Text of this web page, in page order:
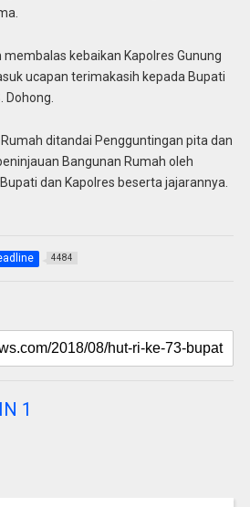
kebaikan Kapolres Gunung
ucapan terimakasih kepada Bupati
Dohong.
ditandai Pengguntingan pita dan
Bangunan Rumah oleh
dan Kapolres beserta jajarannya.
4484
1